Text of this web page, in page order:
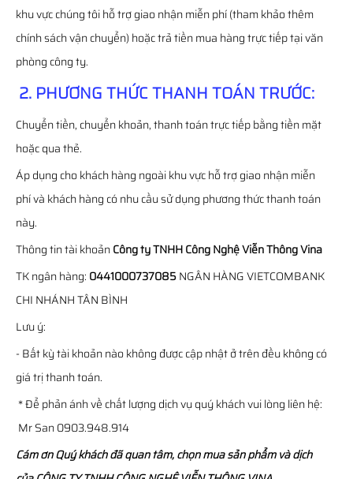
khu vực chúng tôi hỗ trợ giao nhận miễn phí (tham khảo thêm
chính sách vận chuyển) hoặc trả tiền mua hàng trực tiếp tại văn
phòng công ty.
2. PHƯƠNG THỨC THANH TOÁN TRƯỚC:
Chuyển tiền, chuyển khoản, thanh toán trực tiếp bằng tiền mặt
hoặc qua thẻ.
Áp dụng cho khách hàng ngoài khu vực hỗ trợ giao nhận miễn
phí và khách hàng có nhu cầu sử dụng phương thức thanh toán
này.
Thông tin tài khoảnCông ty TNHH Công Nghệ Viễn Thông Vina
TK ngân hàng: 0441000737085NGÂN HÀNG VIETCOMBANK
CHI NHÁNH TÂN BÌNH
Lưu ý:
- Bất kỳ tài khoản nào không được cập nhật ở trên đều không có
giá trị thanh toán.
* Để phản ánh về chất lượng dịch vụ quý khách vui lòng liên hệ:
Mr San 0903.948.914
Cám ơn Quý khách đã quan tâm, chọn mua sản phẩm và dịch